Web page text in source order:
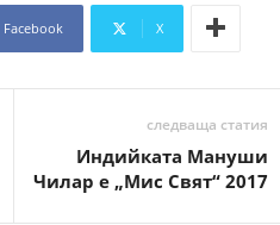
Facebook X
следваща статия
Индийката Мануши
Чилар е „Мис Свят“ 2017